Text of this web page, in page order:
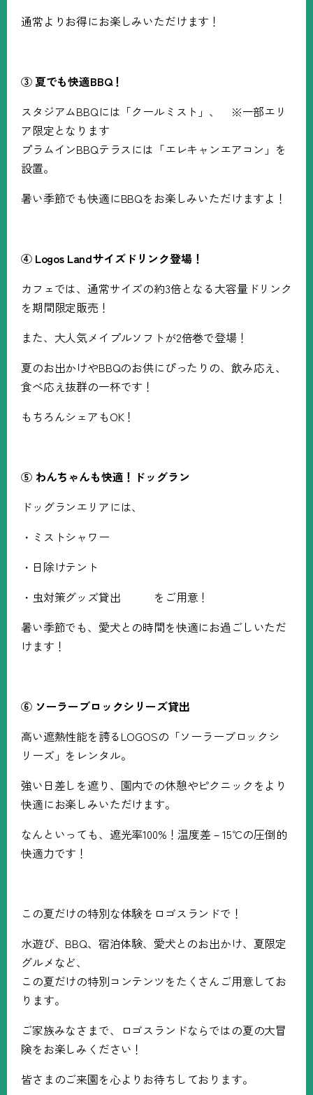
通常よりお得にお楽しみいただけます！
③ 夏でも快適BBQ！
スタジアムBBQには「クールミスト」、 ※一部エリ
ア限定となります
プラムインBBQテラスには「エレキャンエアコン」を
設置。
暑い季節でも快適にBBQをお楽しみいただけますよ！
④ Logos Landサイズドリンク登場！
カフェでは、通常サイズの約3倍となる大容量ドリンク
を期間限定販売！
また、大人気メイプルソフトが2倍巻で登場！
夏のお出かけやBBQのお供にぴったりの、飲み応え、
食べ応え抜群の一杯です！
もちろんシェアもOK！
⑤ わんちゃんも快適！ドッグラン
ドッグランエリアには、
・ミストシャワー
・日除けテント
・虫対策グッズ貸出 をご用意！
暑い季節でも、愛犬との時間を快適にお過ごしいただ
けます！
⑥ ソーラーブロックシリーズ貸出
高い遮熱性能を誇るLOGOSの「ソーラーブロックシ
リーズ」をレンタル。
強い日差しを遮り、園内での休憩やピクニックをより
快適にお楽しみいただけます。
なんといっても、遮光率100% ！温度差－15℃の圧倒的
快適力です！
この夏だけの特別な体験をロゴスランドで！
水遊び、 BBQ、宿泊体験、愛犬とのお出かけ、夏限定
グルメなど、
この夏だけの特別コンテンツをたくさんご用意してお
ります。
ご家族みなさまで、ロゴスランドならではの夏の大冒
険をお楽しみください！
皆さまのご来園を心よりお待ちしております。